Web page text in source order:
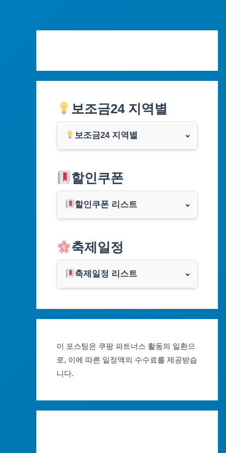
보조금24 지역별
보조금24 지역별
부산광역시
대구광역시
인천광역시
광주광역시
세종특별자치시
강원도
할인쿠폰
할인쿠폰 리스트
쿠팡
클룩
축제일정
축제일정 리스트
대구축제 일정
광주축제 일정
이 포스팅은 쿠팡 파트너스 활동의 일환으
로, 이에 따른 일정액의 수수료를 제공받습
니다.